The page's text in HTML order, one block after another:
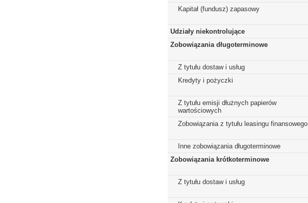
Kapitał (fundusz) zapasowy
Udziały niekontrolujące
Zobowiązania długoterminowe
Z tytułu dostaw i usług
Kredyty i pożyczki
Z tytułu emisji dłużnych papierów
wartościowych
Zobowiązania z tytułu leasingu finansowego
Inne zobowiązania długoterminowe
Zobowiązania krótkoterminowe
Z tytułu dostaw i usług